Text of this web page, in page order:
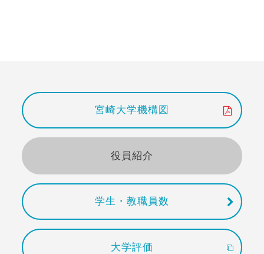
宮崎大学機構図
役員紹介
学生・教職員数
大学評価